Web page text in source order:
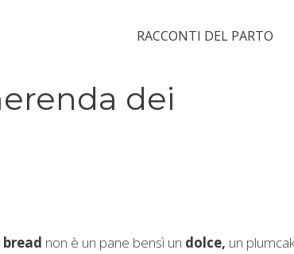
RACCONTI DEL PARTO
dei
non è un pane bensì un dolce, un